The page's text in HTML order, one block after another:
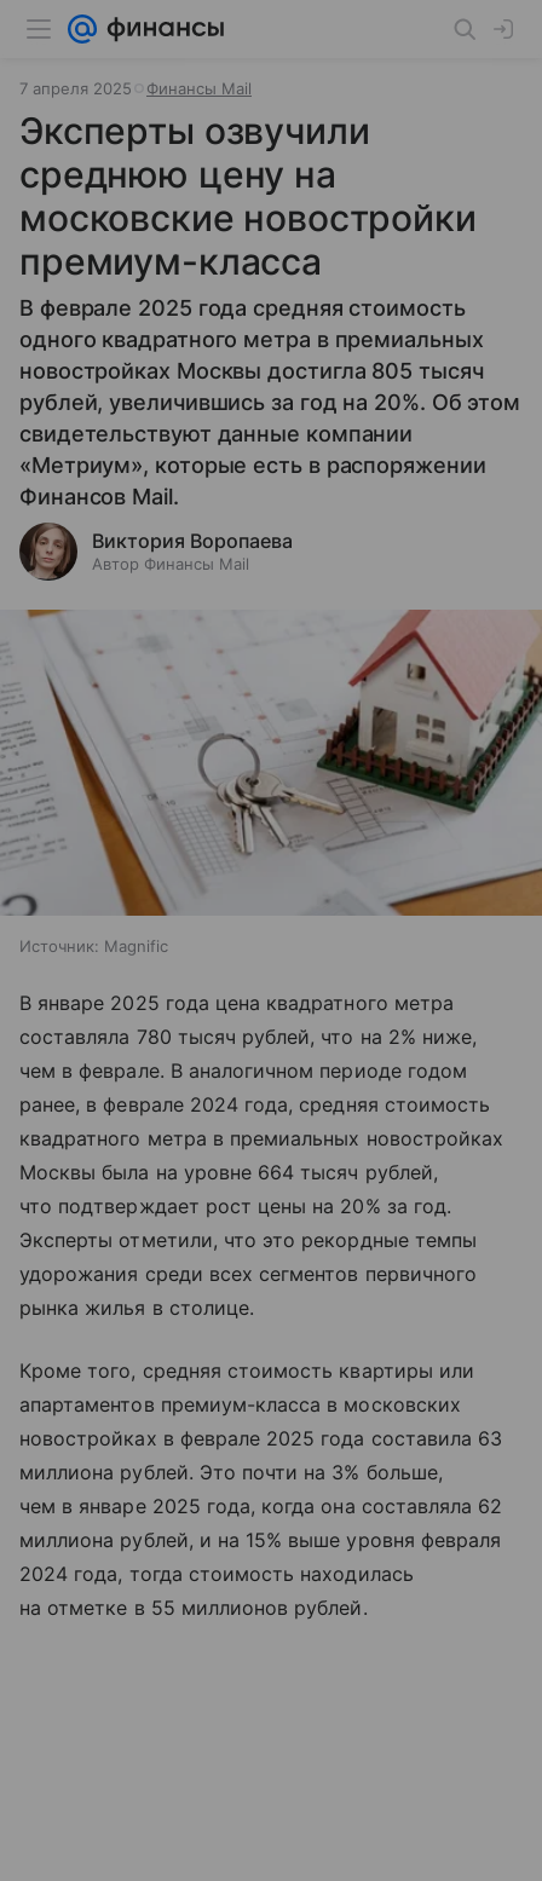
7 апреля 2025 Финансы Mail
Эксперты озвучили
среднюю цену на
московские новостройки
премиум-класса
В феврале 2025 года средняя стоимость
одного квадратного метра в премиальных
новостройках Москвы достигла 805 тысяч
рублей, увеличившись за год на 20%. Об этом
свидетельствуют данные компании
«Метриум», которые есть в распоряжении
Финансов Mail.
Виктория Воропаева
Автор Финансы Mail
Источник: Magnific
В январе 2025 года цена квадратного метра
составляла 780 тысяч рублей, что на 2% ниже,
чем в феврале. В аналогичном периоде годом
ранее, в феврале 2024 года, средняя стоимость
квадратного метра в премиальных новостройках
Москвы была на уровне 664 тысяч рублей,
что подтверждает рост цены на 20% за год.
Эксперты отметили, что это рекордные темпы
удорожания среди всех сегментов первичного
рынка жилья в столице.
Кроме того, средняя стоимость квартиры или
апартаментов премиум-класса в московских
новостройках в феврале 2025 года составила 63
миллиона рублей. Это почти на 3% больше,
чем в январе 2025 года, когда она составляла 62
миллиона рублей, и на 15% выше уровня февраля
2024 года, тогда стоимость находилась
на отметке в 55 миллионов рублей.